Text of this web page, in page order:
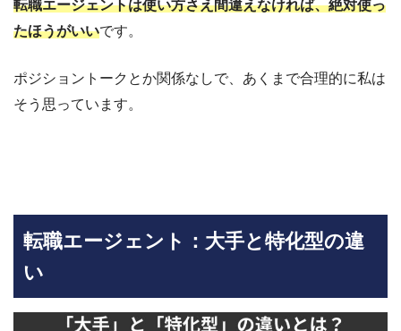
転職エージェントは使い方さえ間違えなければ、絶対使っ
たほうがいいです。
ポジショントークとか関係なしで、あくまで合理的に私は
そう思っています。
転職エージェント：大手と特化型の違
い